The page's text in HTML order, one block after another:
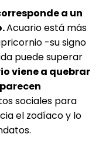
a un
Acuario está más
-su signo
puede superar
viene a quebrar
sociales para
el zodíaco y lo